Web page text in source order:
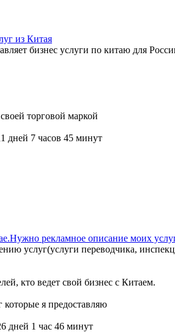
из Китая
бизнес услуги по китаю для
торговой маркой
дней 7 часов 45 минут
рекламное описание моих
услуг(услуги переводчика,
кто ведет свой бизнес с Китаем.
я предоставляю
дней 1 час 46 минут